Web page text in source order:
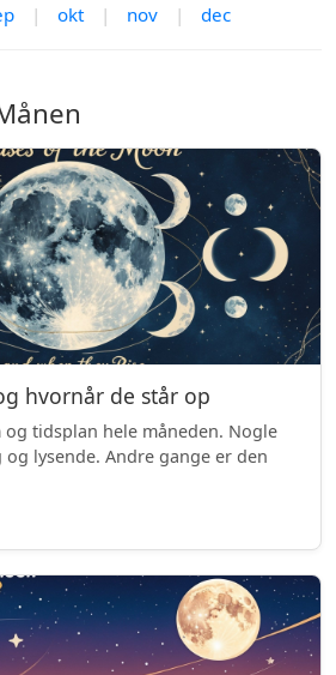
| okt | nov | dec
hvornår de står op
tidsplan hele måneden. Nogle
lysende. Andre gange er den